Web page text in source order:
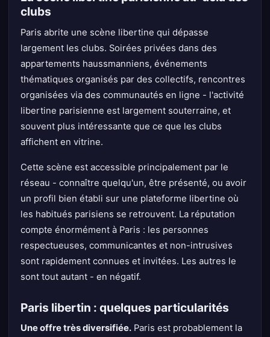
clubs
Paris abrite une scène libertine qui dépasse
largement les clubs. Soirées privées dans des
appartements haussmanniens, événements
thématiques organisés par des collectifs, rencontres
organisées via des communautés en ligne - l'activité
libertine parisienne est largement souterraine, et
souvent plus intéressante que ce que les clubs
affichent en vitrine.
Cette scène est accessible principalement par le
réseau - connaître quelqu'un, être présenté, ou avoir
un profil bien établi sur une plateforme libertine où
les habitués parisiens se retrouvent. La réputation
compte énormément à Paris : les personnes
respectueuses, communicantes et non-intrusives
sont rapidement connues et invitées. Les autres le
sont tout autant - en négatif.
Paris libertin : quelques particularités
Une offre très diversifiée. Paris est probablement la